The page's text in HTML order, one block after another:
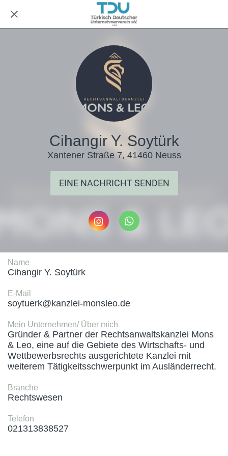
Cihangir Y. Soytürk
Xantener Straße 7, 41460 Neuss
EINE NACHRICHT SENDEN
Name
Cihangir Y. Soytürk
E-Mail
soytuerk@kanzlei-monsleo.de
Mein Unternehmen/ Über mich
Gründer & Partner der Rechtsanwaltskanzlei Mons
& Leo, eine auf die Gebiete des Wirtschafts- und
Wettbewerbsrechts ausgerichtete Kanzlei mit
weiterem Tätigkeitsschwerpunkt im Ausländerrecht.
Branche
Rechtswesen
Telefon
021313838527